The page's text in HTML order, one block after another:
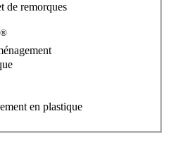
de remorques
®
en plastique